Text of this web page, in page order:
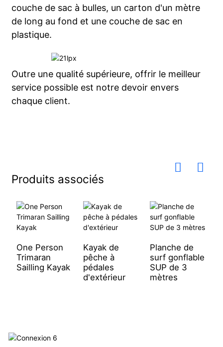
couche de sac à bulles, un carton d'un mètre
de long au fond et une couche de sac en
plastique.
Outre une qualité supérieure, offrir le meilleur
service possible est notre devoir envers
chaque client.
Produits associés
One Person
Trimaran
Sailling Kayak
Kayak de
pêche à
pédales
d'extérieur
Planche de
surf gonflable
SUP de 3
mètres